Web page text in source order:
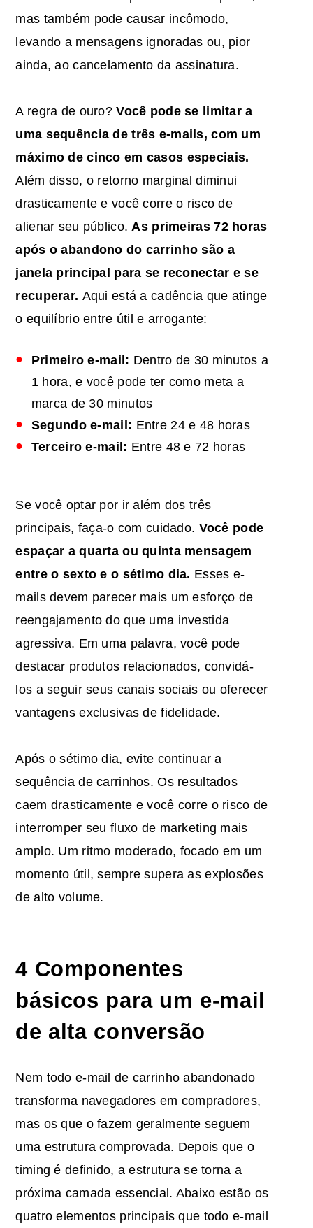
mas também pode causar incômodo,
levando a mensagens ignoradas ou, pior
ainda, ao cancelamento da assinatura.
A regra de ouro? Você pode se limitar a
uma sequência de três e-mails, com um
máximo de cinco em casos especiais.
Além disso, o retorno marginal diminui
drasticamente e você corre o risco de
alienar seu público. As primeiras 72 horas
após o abandono do carrinho são a
janela principal para se reconectar e se
recuperar. Aqui está a cadência que atinge
o equilíbrio entre útil e arrogante:
Primeiro e-mail: Dentro de 30 minutos a
1 hora, e você pode ter como meta a
marca de 30 minutos
Segundo e-mail: Entre 24 e 48 horas
Terceiro e-mail: Entre 48 e 72 horas
Se você optar por ir além dos três
principais, faça-o com cuidado. Você pode
espaçar a quarta ou quinta mensagem
entre o sexto e o sétimo dia. Esses e-
mails devem parecer mais um esforço de
reengajamento do que uma investida
agressiva. Em uma palavra, você pode
destacar produtos relacionados, convidá-
los a seguir seus canais sociais ou oferecer
vantagens exclusivas de fidelidade.
Após o sétimo dia, evite continuar a
sequência de carrinhos. Os resultados
caem drasticamente e você corre o risco de
interromper seu fluxo de marketing mais
amplo. Um ritmo moderado, focado em um
momento útil, sempre supera as explosões
de alto volume.
4 Componentes
básicos para um e-mail
de alta conversão
Nem todo e-mail de carrinho abandonado
transforma navegadores em compradores,
mas os que o fazem geralmente seguem
uma estrutura comprovada. Depois que o
timing é definido, a estrutura se torna a
próxima camada essencial. Abaixo estão os
quatro elementos principais que todo e-mail